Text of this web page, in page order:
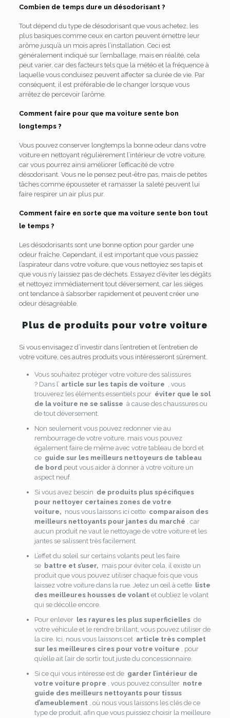
Combien de temps dure un désodorisant ?
Tout dépend du type de désodorisant que vous achetez, les
plus basiques comme ceux en carton peuvent émettre leur
arôme jusqu’à un mois après l’installation. Ceci est
généralement indiqué sur l’emballage, mais en réalité, cela
peut varier, car des facteurs tels que la météo et la fréquence à
laquelle vous conduisez peuvent affecter sa durée de vie. Par
conséquent, il est préférable de le changer lorsque vous
arrêtez de percevoir l’arôme.
Comment faire pour que ma voiture sente bon
longtemps ?
Vous pouvez conserver longtemps la bonne odeur dans votre
voiture en nettoyant régulièrement l’intérieur de votre voiture,
car vous pourrez ainsi améliorer l’efficacité de votre
désodorisant. Vous ne le pensez peut-être pas, mais de petites
tâches comme épousseter et ramasser la saleté peuvent lui
faire respirer un air plus pur.
Comment faire en sorte que ma voiture sente bon tout
le temps ?
Les désodorisants sont une bonne option pour garder une
odeur fraîche. Cependant, il est important que vous passiez
l’aspirateur dans votre voiture, que vous nettoyiez ses tapis et
que vous n’y laissiez pas de déchets. Essayez d’éviter les dégâts
et nettoyez immédiatement tout déversement, car les sièges
ont tendance à s’absorber rapidement et peuvent créer une
odeur désagréable.
Plus de produits pour votre voiture
Si vous envisagez d’investir dans l’entretien et l’entretien de
votre voiture, ces autres produits vous intéresseront sûrement.
Vous souhaitez protéger votre voiture des salissures
? Dans l’ article sur les tapis de voiture , vous
trouverez les éléments essentiels pour éviter que le sol
de la voiture ne se salisse à cause des chaussures ou
de tout déversement.
Non seulement vous pouvez redonner vie au
rembourrage de votre voiture, mais vous pouvez
également faire de même avec votre tableau de bord et
ce guide sur les meilleurs nettoyeurs de tableau
de bordpeut vous aider à donner à votre voiture un
aspect neuf.
Si vous avez besoin de produits plus spécifiques
pour nettoyer certaines zones de votre
voiture, nous vous laissons ici cette comparaison des
meilleurs nettoyants pour jantes du marché , car
aucun produit ne vaut le nettoyage de votre voiture et les
jantes se salissent très facilement.
L’effet du soleil sur certains volants peut les faire
se battre et s’user, mais pour éviter cela, il existe un
produit que vous pouvez utiliser chaque fois que vous
laissez votre voiture dans la rue. Jetez un œil à cette liste
des meilleures housses de volantet oubliez le volant
qui se décolle encore.
Pour enlever les rayures les plus superficielles de
votre véhicule et le rendre brillant, vous pouvez utiliser de
la cire. Ici, nous vous laissons cet article très complet
sur les meilleures cires pour votre voiture , pour
qu’elle ait l’air de sortir tout juste du concessionnaire.
Si ce qui vous intéresse est de garder l’intérieur de
votre voiture propre , vous pouvez consulter notre
guide des meilleurs nettoyants pour tissus
d’ameublement, où nous vous laissons les clés de ce
type de produit, afin que vous puissiez choisir la meilleure